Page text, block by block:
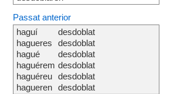
Passat anterior
haguí
hagueres
hagué
haguérem
haguéreu
hagueren
desdoblat
desdoblat
desdoblat
desdoblat
desdoblat
desdoblat